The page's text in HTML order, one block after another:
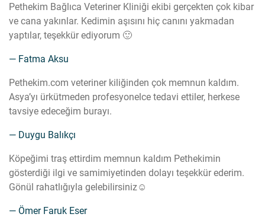
Pethekim Bağlıca Veteriner Kliniği ekibi gerçekten çok kibar
ve cana yakınlar. Kedimin aşısını hiç canını yakmadan
yaptılar, teşekkür ediyorum 🙂
— Fatma Aksu
Pethekim.com veteriner kiliğinden çok memnun kaldım.
Asya’yı ürkütmeden profesyonelce tedavi ettiler, herkese
tavsiye edeceğim burayı.
— Duygu Balıkçı
Köpeğimi traş ettirdim memnun kaldım Pethekimin
gösterdiği ilgi ve samimiyetinden dolayı teşekkür ederim.
Gönül rahatlığıyla gelebilirsiniz☺️
— Ömer Faruk Eser